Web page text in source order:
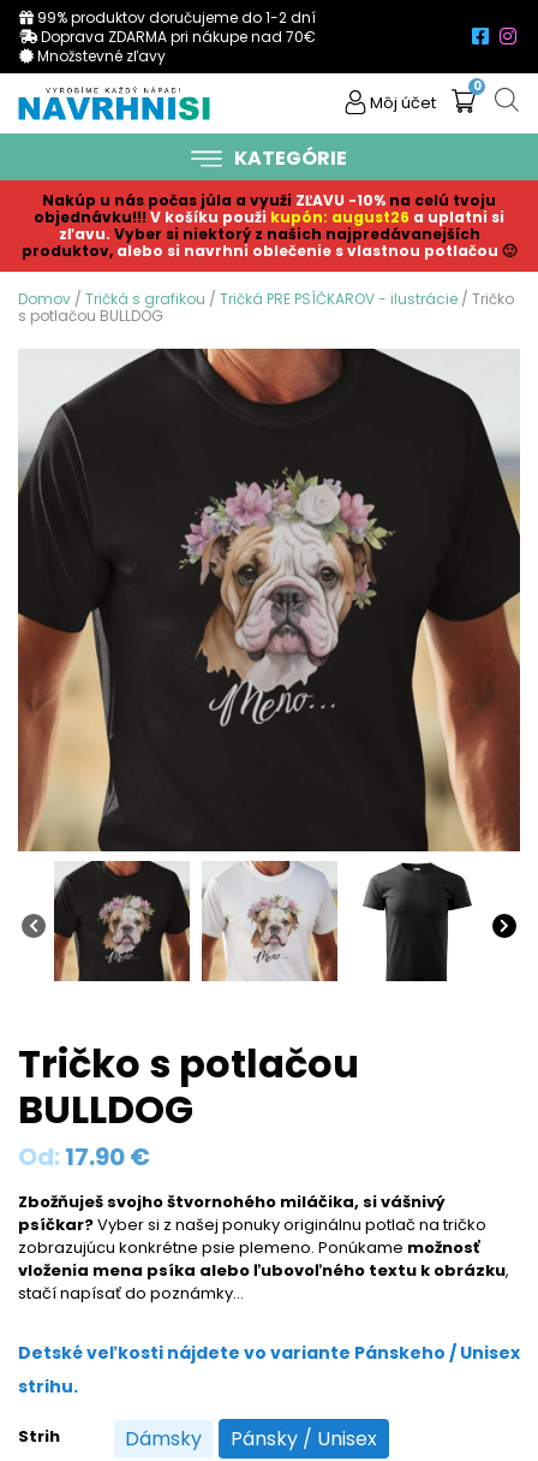
99% produktov doručujeme do 1-2 dní
Doprava ZDARMA pri nákupe nad 70€
Množstevné zľavy
Môj účet
0
KATEGÓRIE
Nakúp u nás počas júla a využi ZĽAVU -10% na celú tvoju
objednávku!!! V košíku použi kupón: august26 a uplatni si
zľavu. Vyber si niektorý z našich najpredávanejších
produktov, alebo si navrhni oblečenie s vlastnou potlačou 🙂
Domov / Tričká s grafikou / Tričká PRE PSÍČKAROV - ilustrácie / Tričko
s potlačou BULLDOG
Tričko s potlačou
BULLDOG
Od:17.90€
Zbožňuješ svojho štvornohého miláčika, si vášnivý
psíčkar?Vyber si z našej ponuky originálnu potlač na tričko
zobrazujúcu konkrétne psie plemeno. Ponúkame možnosť
vloženia mena psíka alebo ľubovoľného textu k obrázku,
stačí napísať do poznámky…
Detské veľkosti nájdete vo variante Pánskeho / Unisex
strihu.
Strih Dámsky
Dámsky Pánsky / Unisex
Pánsky / Unisex